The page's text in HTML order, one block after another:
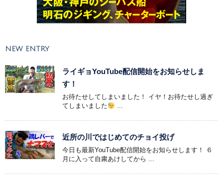
NEW ENTRY
ライギョYouTube配信開始をお知らせしま
す！
お待たせしてしまいました！ イヤ！お待たせし過ぎ
てしまいました
...
近所の川ではじめてのチョイ投げ
今日も最新YouTube配信開始をお知らせします！ ６
月に入って自粛あけしてから ...